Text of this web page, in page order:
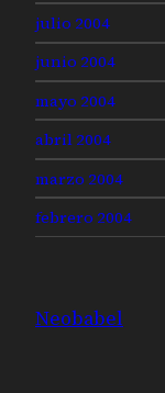
julio 2004
junio 2004
mayo 2004
abril 2004
marzo 2004
febrero 2004
Neobabel